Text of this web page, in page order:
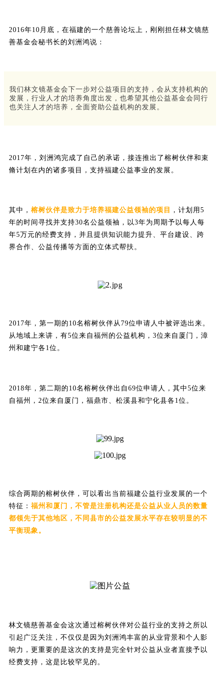
2016年10月底，在福建的一个慈善论坛上，刚刚担任林文镜慈
善基金会秘书长的刘洲鸿说：
我们林文镜基金会下一步对公益项目的支持，会从支持机构的
发展，行业人才的培养角度出发，也希望其他公益基金会同行
也关注人才的培养，全面资助公益机构的发展。
2017年，刘洲鸿完成了自己的承诺，接连推出了榕树伙伴和束
脩计划在内的诸多项目，支持福建公益事业的发展。
其中， 榕树伙伴是致力于培养福建公益领袖的项目
，计划用5
年的时间寻找并支持30名公益领袖，以3年为周期予以每人每
年5万元的经费支持，并且提供知识能力提升、平台建设、跨
界合作、公益传播等方面的立体式帮扶。
2017年，第一期的10名榕树伙伴从79位申请人中被评选出来。
从地域上来讲，有5位来自福州的公益机构，3位来自厦门，漳
州和建宁各1位。
2018年，第二期的10名榕树伙伴出自69位申请人，其中5位来
自福州，2位来自厦门，福鼎市、松溪县和宁化县各1位。
综合两期的榕树伙伴，可以看出当前福建公益行业发展的一个
特征： 福州和厦门，不管是注册机构还是公益从业人员的数量
都领先于其他地区，不同县市的公益发展水平存在较明显的不
平衡现象。
林文镜慈善基金会这次通过榕树伙伴对公益行业的支持之所以
引起广泛关注，不仅仅是因为刘洲鸿丰富的从业背景和个人影
响力，更重要的是这次的支持是完全针对公益从业者直接予以
经费支持，这是比较罕见的。